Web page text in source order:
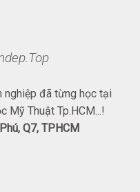
nghiệp đã từng học tại
Mỹ Thuật Tp.HCM...!
Q7, TPHCM